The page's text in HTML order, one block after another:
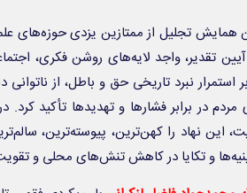
تجلیل از ممتازین یزدی حوزه‌های
تقدیر، واجد لایه‌های روشن فکری،
استمرار نبرد تاریخی حق و باطل، از
در برابر فشارها و تهدیدها تأکید کرد. در
این نهاد را کهن‌ترین، پیوسته‌ترین،
و تکایا در کاهش تنش‌های محلی و تقویت